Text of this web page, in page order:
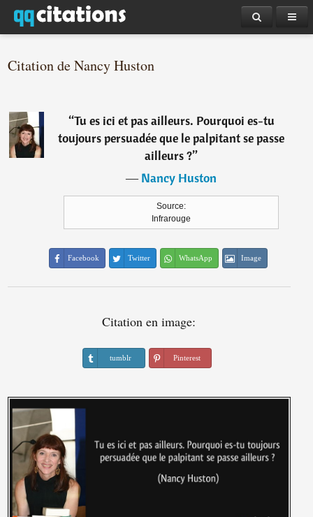
Citation de Nancy Huston
“Tu es ici et pas ailleurs. Pourquoi es-tu
toujours persuadée que le palpitant se passe
ailleurs ?”
―Nancy Huston
Source:
Infrarouge
Facebook Twitter WhatsApp Image
Citation en image:
tumblr Pinterest